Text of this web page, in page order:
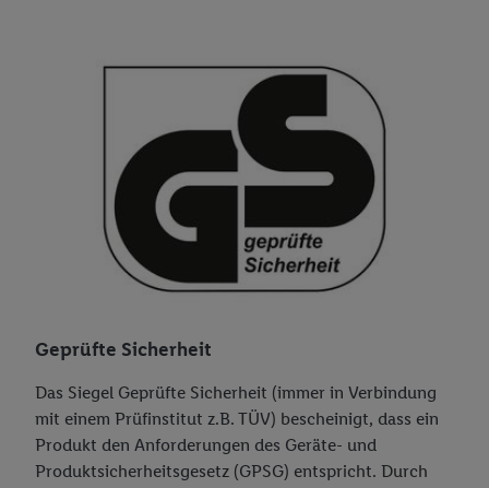
Cookies
Datenschutzerklärung Social Media
WhatsApp Datenschutz
Informationssicherheit
Lidl-Gesamtarbeitsvertrag (GAV)
Serviceleistungen
Eigenmarken
Frische Sortiment
Ansprechpartner für Mediaanfragen
Nachhaltigkeit
Newsletter abonnieren
Filialen & Öffnungszeiten
Geprüfte Sicherheit
Das Siegel Geprüfte Sicherheit (immer in Verbindung
mit einem Prüfinstitut z.B. TÜV) bescheinigt, dass ein
Produkt den Anforderungen des Geräte- und
Produktsicherheitsgesetz (GPSG) entspricht. Durch